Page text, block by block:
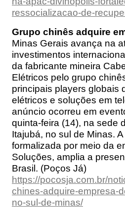
ressocializacao-de-
Grupo chinês adquire
Minas Gerais avança na
investimentos
da fabricante mineira
Elétricos pelo grupo
principais players globais
elétricos e soluções em
anúncio ocorreu em
quinta-feira (14), na sede
Itajubá, no sul de Minas.
formalizada por meio da
Soluções, amplia a
Brasil. (Poços Já)
https://pocosja.com.br/
chines-adquire-empresa-
no-sul-de-minas/